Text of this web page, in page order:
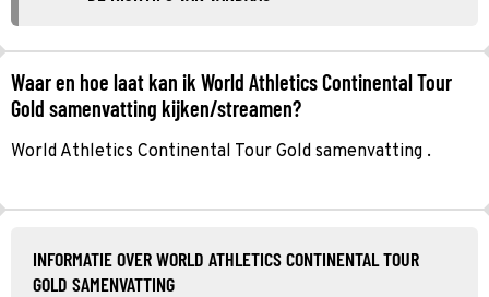
Waar en hoe laat kan ik World Athletics Continental Tour
Gold samenvatting kijken/streamen?
World Athletics Continental Tour Gold samenvatting .
INFORMATIE OVER WORLD ATHLETICS CONTINENTAL TOUR
GOLD SAMENVATTING